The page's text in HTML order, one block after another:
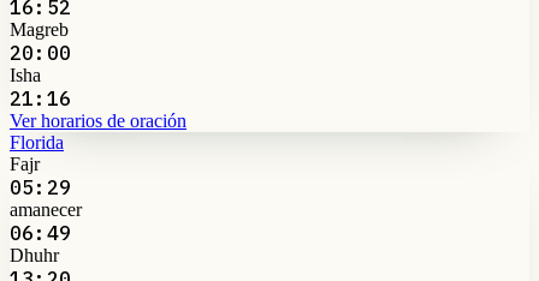
16:52
Magreb
20:00
Isha
21:16
Ver horarios de oración
Florida
Fajr
05:29
amanecer
06:49
Dhuhr